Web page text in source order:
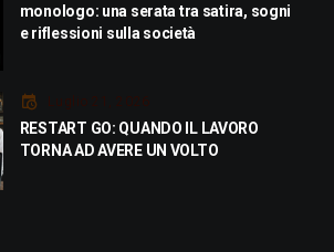
monologo: una serata tra satira, sogni
e riflessioni sulla società
Luglio 21, 2026
RESTART GO: QUANDO IL LAVORO
TORNA AD AVERE UN VOLTO